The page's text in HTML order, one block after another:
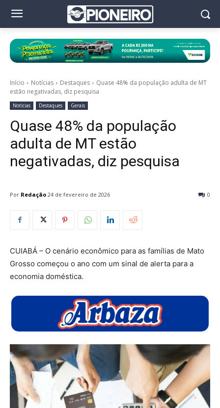
Início Notícias Destaques
Quase 48% da população adulta de MT
estão negativadas, diz pesquisa
Notícias Destaques Gerais
Quase 48% da população
adulta de MT estão
negativadas, diz pesquisa
Por Redação 0
24 de fevereiro de 2026
CUIABÁ – O cenário econômico para as famílias de Mato
Grosso começou o ano com um sinal de alerta para a
economia doméstica.